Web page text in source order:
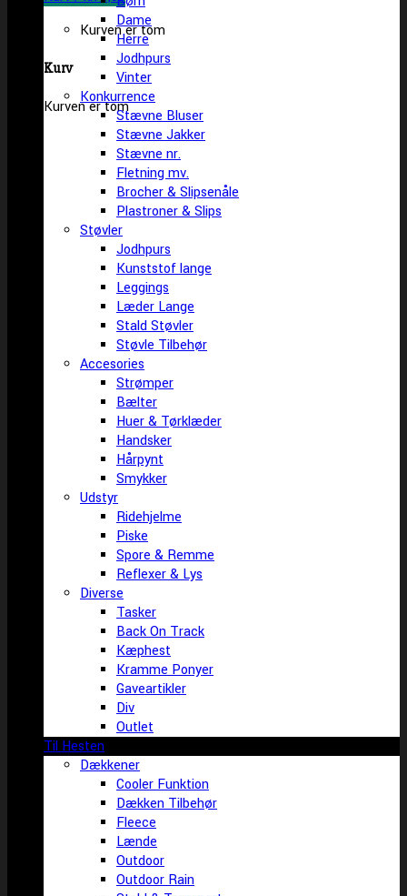
Kurven er tom
Kurv
Kurven er tom
Dame
Herre
Jodhpurs
Vinter
Konkurrence
Stævne Bluser
Stævne Jakker
Stævne nr.
Fletning mv.
Brocher & Slipsenåle
Plastroner & Slips
Støvler
Jodhpurs
Kunststof lange
Leggings
Læder Lange
Stald Støvler
Støvle Tilbehør
Accesories
Strømper
Bælter
Huer & Tørklæder
Handsker
Hårpynt
Smykker
Udstyr
Ridehjelme
Piske
Spore & Remme
Reflexer & Lys
Diverse
Tasker
Back On Track
Kæphest
Kramme Ponyer
Gaveartikler
Div
Outlet
Til Hesten
Dækkener
Cooler Funktion
Dækken Tilbehør
Fleece
Lænde
Outdoor
Outdoor Rain